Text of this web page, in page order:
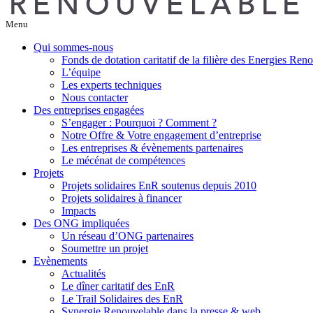
Menu
Qui sommes-nous
Fonds de dotation caritatif de la filière des Energies
L’équipe
Les experts techniques
Nous contacter
Des entreprises engagées
S’engager : Pourquoi ? Comment ?
Notre Offre & Votre engagement d’entreprise
Les entreprises & évènements partenaires
Le mécénat de compétences
Projets
Projets solidaires EnR soutenus depuis 2010
Projets solidaires à financer
Impacts
Des ONG impliquées
Un réseau d’ONG partenaires
Soumettre un projet
Evènements
Actualités
Le dîner caritatif des EnR
Le Trail Solidaires des EnR